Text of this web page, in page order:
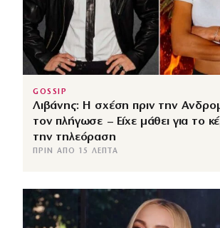
GOSSIP
Λιβάνης: Η σχέση πριν την
τον πλήγωσε – Είχε μάθει για το
την τηλεόραση
ΠΡΙΝ ΑΠΌ 15 ΛΕΠΤΆ